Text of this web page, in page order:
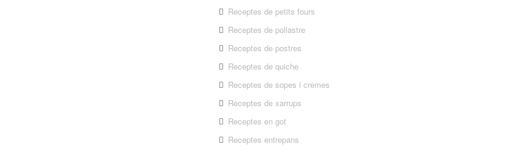
Receptes de petits fours
Receptes de pollastre
Receptes de postres
Receptes de quiche
Receptes de sopes i cremes
Receptes de xarrups
Receptes en got
Receptes entrepans